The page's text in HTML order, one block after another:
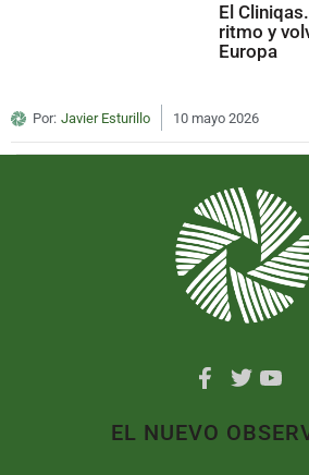
El
ritmo y
Europa
Por: Javier Esturillo 10 mayo 2026
EL NUEVO